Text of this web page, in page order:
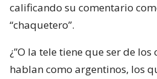
calificando su comentario
“chaquetero”.
¿”O la tele tiene que ser de los
hablan como argentinos, los